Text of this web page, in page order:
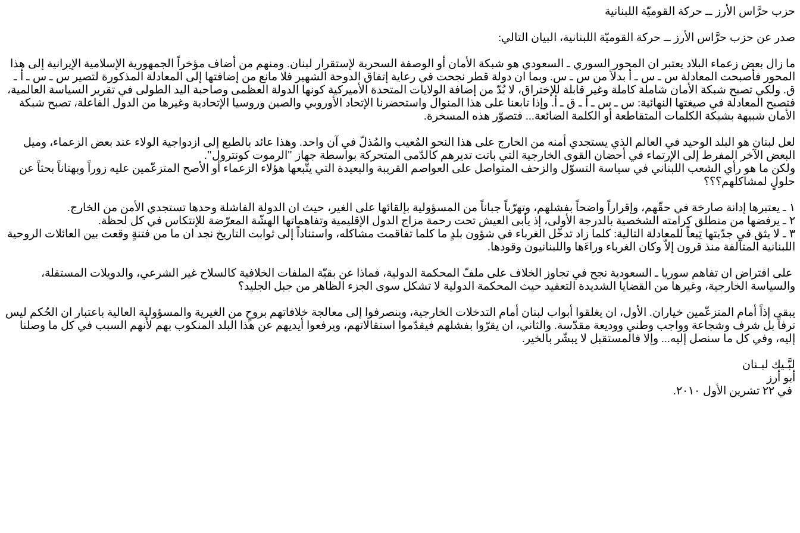
حزب حرَّاس الأرز ــ حركة القوميّة اللبنانية
صدر عن حزب حرَّاس الأرز ــ حركة القوميّة اللبنانية، البيان التالي:
ما زال بعض زعماء البلاد يعتبر ان المحور السوري ـ السعودي هو شبكة الأمان أو الوصفة السحرية لإستقرار لبنان. ومنهم من أضاف مؤخراً الجمهورية الإسلامية الإيرانية إلى هذا
المحور فأصبحت المعادلة س ـ س ـ أ بدلاً من س ـ س. وبما ان دولة قطر نجحت في رعاية إتفاق الدوحة الشهير فلا مانع من إضافتها إلى المعادلة المذكورة لتصير س ـ س ـ أ ـ
ق. ولكي تصبح شبكة الأمان شاملة كاملة وغير قابلة للإختراق، لا بُدّ من إضافة الولايات المتحدة الأميركية كونها الدولة العظمى وصاحبة اليد الطولى في تقرير السياسة العالمية،
فتصبح المعادلة في صيغتها النهائية: س ـ س ـ أ ـ ق ـ أ. وإذا تابعنا على هذا المنوال واستحضرنا الإتحاد الأوروبي والصين وروسيا الإتحادية وغيرها من الدول الفاعلة، تصبح شبكة
الأمان شبيهة بشبكة الكلمات المتقاطعة أو الكلمة الضائعة... فتصوّر هذه المسخرة.
لعل لبنان هو البلد الوحيد في العالم الذي يستجدي أمنه من الخارج على هذا النحو المُعيب والمُذلّ في آن واحد. وهذا عائد بالطبع إلى ازدواجية الولاء عند بعض الزعماء، وميل
البعض الآخر المفرط إلى الإرتماء في أحضان القوى الخارجية التي باتت تديرهم كالدّمى المتحركة بواسطة جهاز "الرموت كونترول".
ولكن ما هو رأي الشعب اللبناني في سياسة التسوّل والزحف المتواصل على العواصم القريبة والبعيدة التي يتّبعها هؤلاء الزعماء أو الأصح المتزعّمين عليه زوراً وبهتاناً بحثاً عن
حلولٍ لمشاكلهم؟؟؟
١ ـ يعتبرها إدانة صارخة في حقّهم، وإقراراً واضحاً بفشلهم، وتهرّباً جباناً من المسؤولية بإلقائها على الغير، حيث ان الدولة الفاشلة وحدها تستجدي الأمن من الخارج.
٢ ـ يرفضها من منطلق كرامته الشخصية بالدرجة الأولى، إذ يأبى العيش تحت رحمة مزاج الدول الإقليمية وتفاهماتها الهشّة المعرّضة للإنتكاس في كل لحظة.
٣ ـ لا يثق في جدّيتها تِبعاً للمعادلة التالية: كلما زاد تدخّل الغرباء في شؤون بلدٍ ما كلما تفاقمت مشاكله، واستناداً إلى ثوابت التاريخ نجد ان ما من فتنةٍ وقعت بين العائلات الروحية
اللبنانية المتآلفة منذ قرون إلاّ وكان الغرباء وراءَها واللبنانيون وقودها.
على افتراض ان تفاهم سوريا ـ السعودية نجح في تجاوز الخلاف على ملفّ المحكمة الدولية، فماذا عن بقيّة الملفات الخلافية كالسلاح غير الشرعي، والدويلات المستقلة،
والسياسة الخارجية، وغيرها من القضايا الشديدة التعقيد حيث المحكمة الدولية لا تشكل سوى الجزء الظاهر من جبل الجليد؟
يبقى إذاً أمام المتزعّمين خياران. الأول، ان يغلقوا أبواب لبنان أمام التدخلات الخارجية، وينصرفوا إلى معالجة خلافاتهم بروحٍ من الغيرية والمسؤولية العالية باعتبار ان الحُكم ليس
ترفاً بل شرف وشجاعة وواجب وطني ووديعة مقدّسة. والثاني، ان يقرّوا بفشلهم فيقدّموا استقالاتهم، ويرفعوا أيديهم عن هذا البلد المنكوب بهم لأنهم السبب في كل ما وصلنا
إليه، وفي كل ما سنصل إليه... وإلا فالمستقبل لا يبشّر بالخير.
لبَّـيك لبـنان
أبو أرز
في ۲۲ تشرين الأول ٢٠١٠.